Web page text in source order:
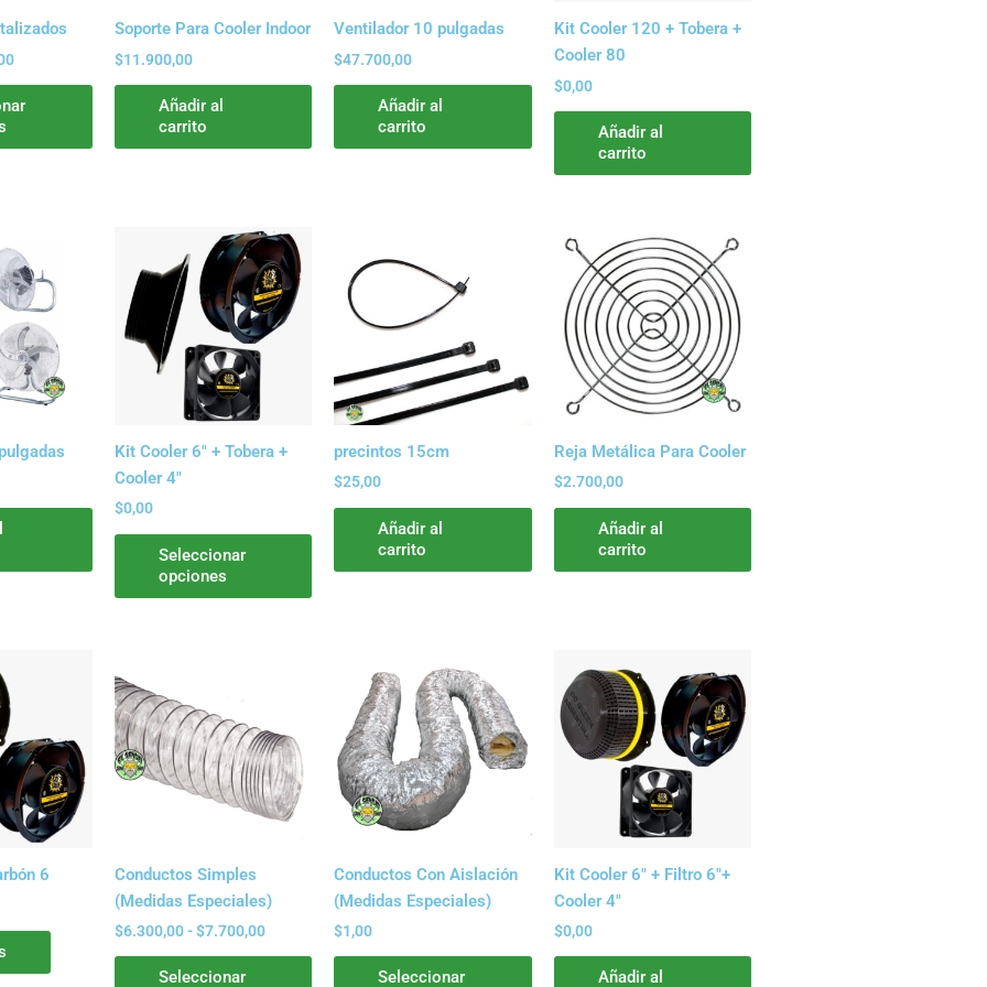
pueden
elegir
en
Soporte Para Cooler Indoor
$11.900,00
Añadir al
carrito
Ventilador 10 pulgadas
$47.700,00
Añadir al
carrito
Kit Cooler 120 + Tobera +
Cooler 80
$0,00
Añadir al
carrito
Kit Cooler 6″ + Tobera +
Cooler 4″
$0,00
Seleccionar
opciones
producto
tiene
múltiples
Las
opciones
pueden
elegir
la
precintos 15cm
$25,00
Añadir al
carrito
Reja Metálica Para Cooler
$2.700,00
Añadir al
carrito
6
Conductos Simples
(Medidas Especiales)
$6.300,00 - $7.700,00
$6.300,00
hasta
$7.700,00
Seleccionar
producto
múltiples
variantes.
opciones
pueden
elegir
la
Conductos Con Aislación
(Medidas Especiales)
$1,00
Seleccionar
producto
tiene
múltiples
variantes.
pueden
elegir
la
Kit Cooler 6″ + Filtro 6″+
Cooler 4″
$0,00
Añadir al